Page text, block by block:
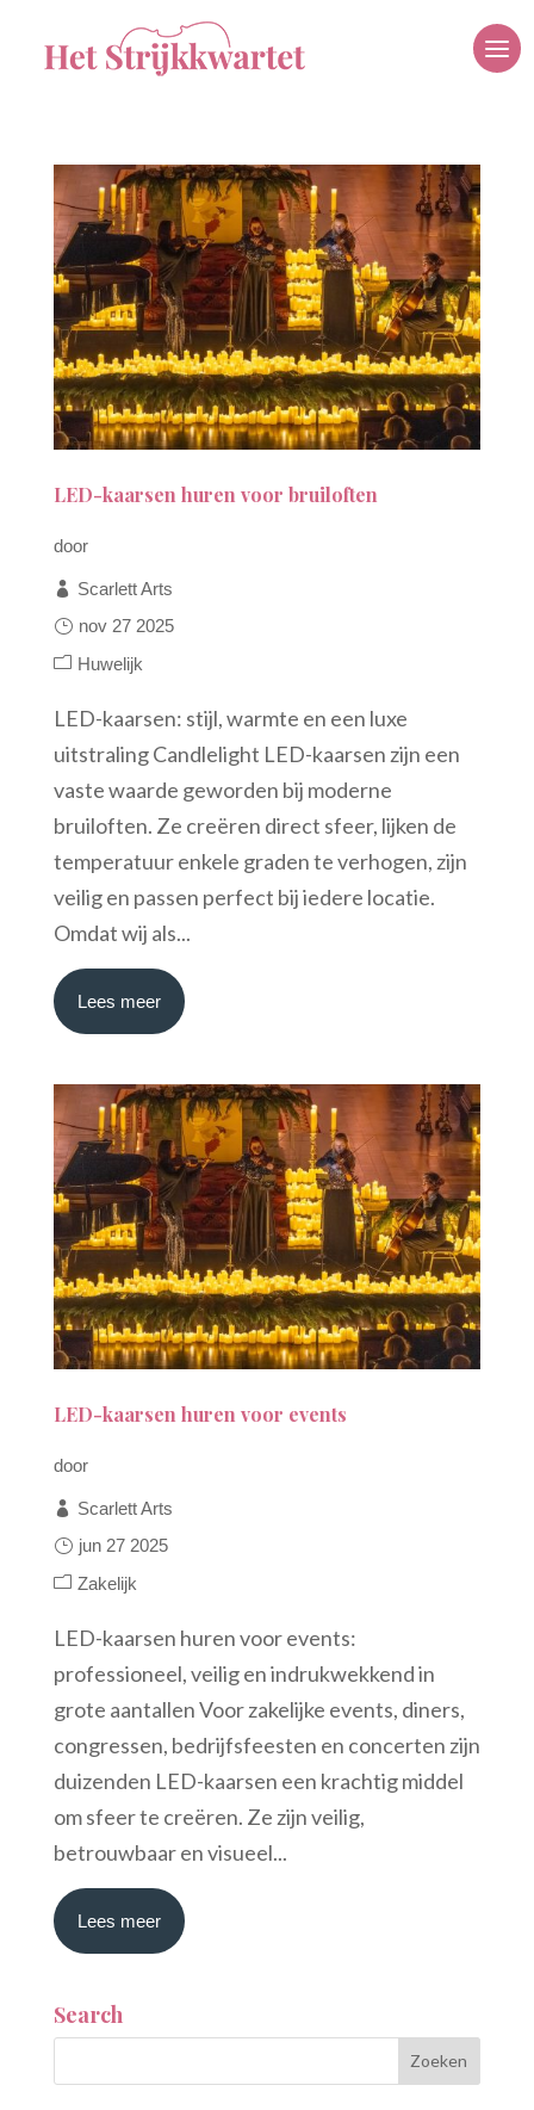
LED-kaarsen huren voor bruiloften
door
Scarlett Arts
nov 27 2025
Huwelijk
LED-kaarsen: stijl, warmte en een luxe
uitstraling Candlelight LED-kaarsen zijn een
vaste waarde geworden bij moderne
bruiloften. Ze creëren direct sfeer, lijken de
temperatuur enkele graden te verhogen, zijn
veilig en passen perfect bij iedere locatie.
Omdat wij als...
Lees meer
LED-kaarsen huren voor events
door
Scarlett Arts
jun 27 2025
Zakelijk
LED-kaarsen huren voor events:
professioneel, veilig en indrukwekkend in
grote aantallen Voor zakelijke events, diners,
congressen, bedrijfsfeesten en concerten zijn
duizenden LED-kaarsen een krachtig middel
om sfeer te creëren. Ze zijn veilig,
betrouwbaar en visueel...
Lees meer
Search